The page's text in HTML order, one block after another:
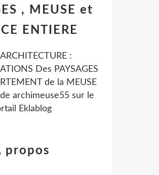
, MEUSE et
ENTIERE
:
Des PAYSAGES
de la MEUSE
archimeuse55 sur le
Eklablog
propos